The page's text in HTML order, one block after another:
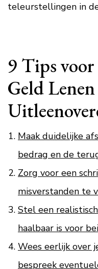
teleurstellingen in
9 Tips
Geld
Maak duidelijke
bedrag en de
Zorg voor een
misverstanden te
Stel een
haalbaar is voor
Wees eerlijk over
bespreek